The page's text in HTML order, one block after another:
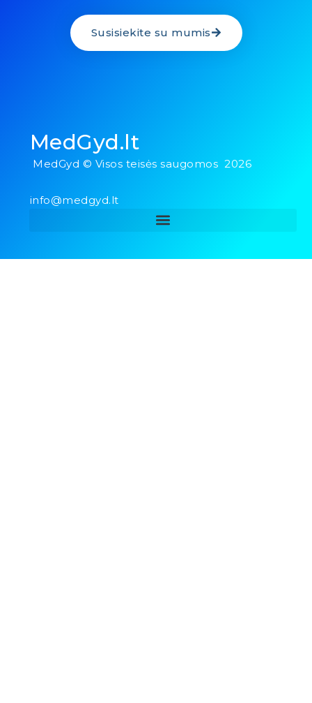
Susisiekite su mumis
MedGyd.lt
MedGyd © Visos teisės saugomos 2026
info@medgyd.lt